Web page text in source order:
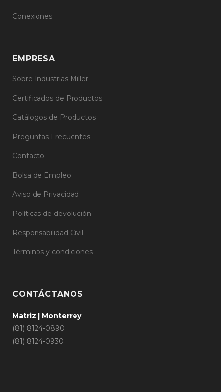
Conexiones
EMPRESA
Sobre Industrias Miller
Certificados de Productos
Catálogos de Productos
Preguntas Frecuentes
Contacto
Bolsa de Empleo
Aviso de Privacidad
Políticas de devolución
Responsabilidad Civil
Términos y condiciones
CONTÁCTANOS
Matriz | Monterrey
(81) 8124-0890
(81) 8124-0930